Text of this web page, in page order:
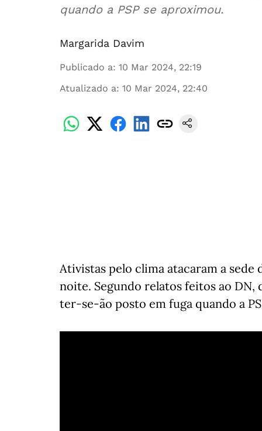
quando a PSP se aproximou.
Margarida Davim
Publicado a: 10 Mar 2024, 22:19
Atualizado a: 10 Mar 2024, 22:40
Ativistas pelo clima atacaram a
noite. Segundo relatos feitos ao
ter-se-ão posto em fuga quando a